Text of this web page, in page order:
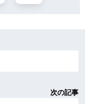
次の記事